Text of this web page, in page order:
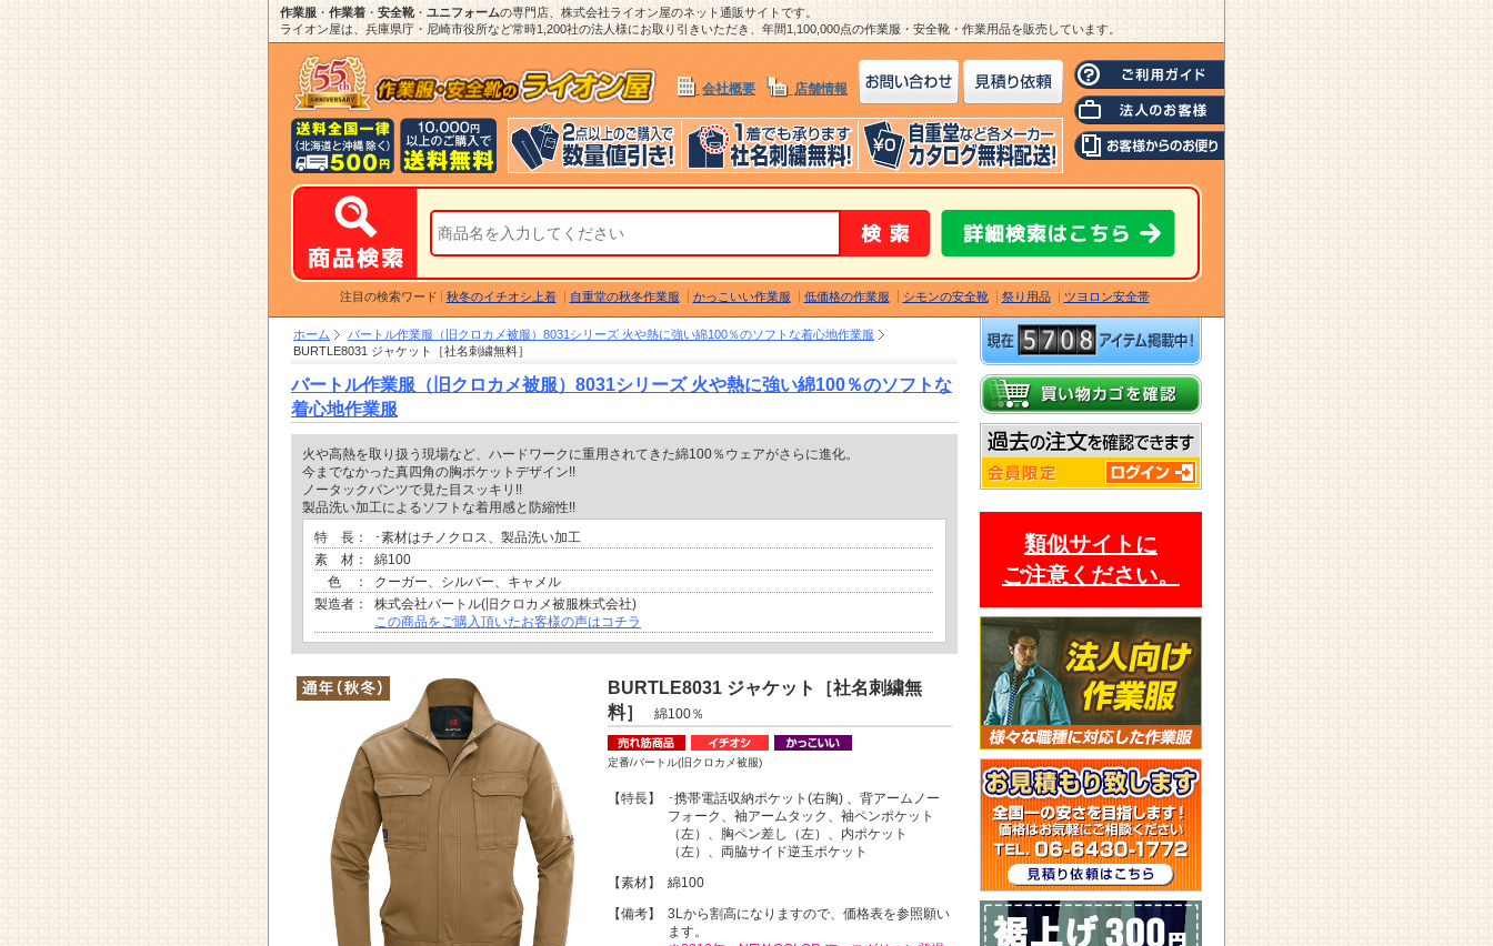
作業服 ・ 作業着 ・ 安全靴・ ユニフォームの専門店、株式会社ライオン屋のネット通販サイトです。
ライオン屋は、兵庫県庁・尼崎市役所など常時1,200社の法人様にお取り引きいただき、年間1,100,000点の作業服・安全靴・作業用品を販売しています。
会社概要 店舗情報
注目の検索ワード 秋冬のイチオシ上着 自重堂の秋冬作業服 かっこいい作業服 低価格の作業服 シモンの安全靴 祭り用品 ツヨロン安全帯
ホーム
バートル作業服（旧クロカメ被服）8031シリーズ 火や熱に強い綿100％のソフトな着心地作業服
BURTLE8031 ジャケット［社名刺繍無料］
バートル作業服（旧クロカメ被服）8031シリーズ 火や熱に強い綿100％のソフトな
着心地作業服
火や高熱を取り扱う現場など、ハードワークに重用されてきた綿100％ウェアがさらに進化。
今までなかった真四角の胸ポケットデザイン!!
ノータックパンツで見た目スッキリ!!
製品洗い加工によるソフトな着用感と防縮性!!
特 長：
･素材はチノクロス、製品洗い加工
素 材：
綿100
色 ：
クーガー、シルバー、キャメル
製造者：
株式会社バートル(旧クロカメ被服株式会社)
この商品をご購入頂いたお客様の声はコチラ
BURTLE8031 ジャケット［社名刺繍無
料］
綿100％
定番/バートル(旧クロカメ被服)
【特長】
･携帯電話収納ポケット(右胸) 、背アームノー
フォーク、袖アームタック、袖ペンポケット
（左）、胸ペン差し（左）、内ポケット
（左）、両脇サイド逆玉ポケット
【素材】
綿100
【備考】
3Lから割高になりますので、価格表を参照願い
ます。
類似サイトに
ご注意ください。